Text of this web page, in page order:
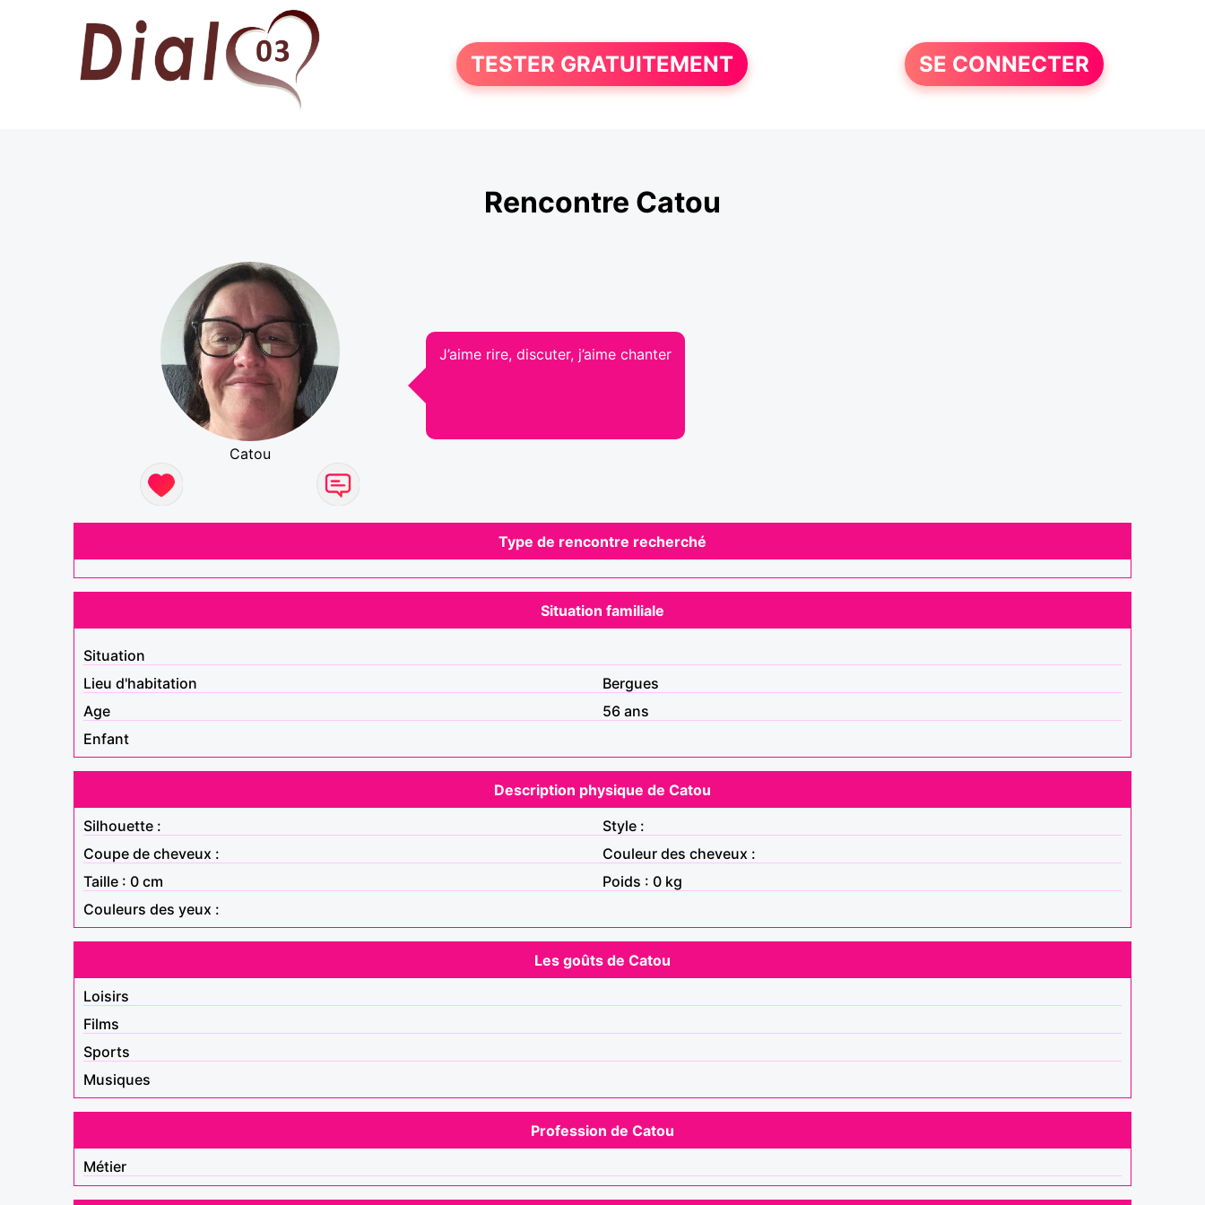
TESTER GRATUITEMENT SE CONNECTER
Rencontre Catou
Catou
J’aime rire, discuter, j’aime chanter
Type de rencontre recherché
Situation familiale
Situation
Lieu d'habitation
Bergues
Age
56 ans
Enfant
Description physique de Catou
Silhouette :
Style :
Coupe de cheveux :
Couleur des cheveux :
Taille : 0 cm
Poids : 0 kg
Couleurs des yeux :
Les goûts de Catou
Loisirs
Films
Sports
Musiques
Profession de Catou
Métier